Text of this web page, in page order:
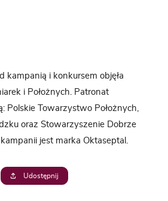
kampanią i konkursem objęła
i Położnych. Patronat
Polskie Towarzystwo Położnych,
oraz Stowarzyszenie Dobrze
jest marka Oktaseptal.
Udostępnij